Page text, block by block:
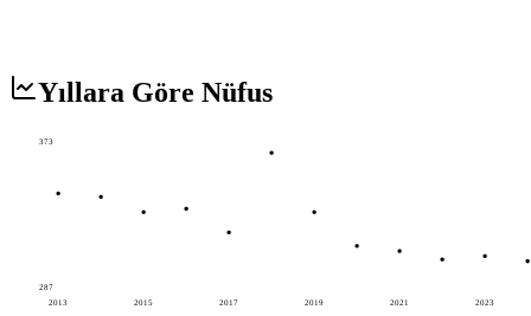
Yıllara Göre Nüfus
2013 2015 2017 2019 2021 2023
373
287